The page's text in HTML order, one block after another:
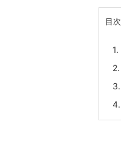
目次
1.
2.
3.
4.